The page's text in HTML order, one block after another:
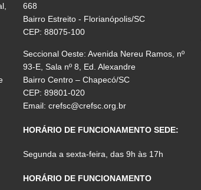
668
Bairro Estreito - Florianópolis/SC
CEP: 88075-100
Seccional Oeste: Avenida Nereu Ramos, nº
93-E, Sala nº 8, Ed. Alexandre
Bairro Centro – Chapecó/SC
CEP: 89801-020
Email:crefsc@crefsc.org.br
HORÁRIO DE FUNCIONAMENTO SEDE:
Segunda a sexta-feira, das 9h às 17h
HORÁRIO DE FUNCIONAMENTO